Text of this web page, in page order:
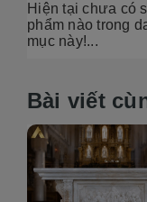
Hiện tại chưa có
phẩm nào trong
mục này!...
Bài viết